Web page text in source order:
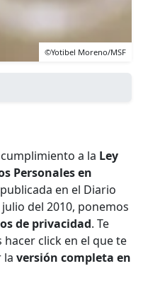
©Yotibel Moreno/MSF
a la Ley
Personales en
en el Diario
del 2010, ponemos
de privacidad. Te
click en el que te
la versión completa en